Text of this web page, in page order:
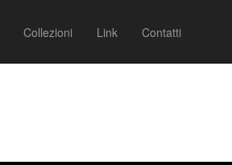
Collezioni Link Contatti